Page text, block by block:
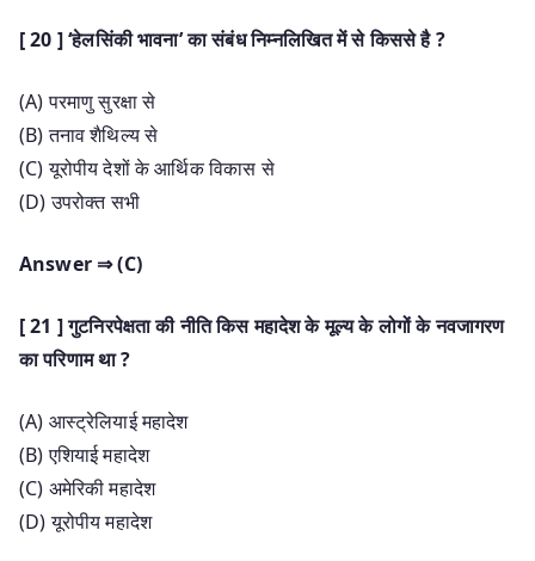
[ 20 ] ‘हेलसिंकी भावना’ का संबंध निम्नलिखित में से किससे है ?
(A) परमाणु सुरक्षा से
(B) तनाव शैथिल्य से
(C) यूरोपीय देशों के आर्थिक विकास से
(D) उपरोक्त सभी
Answer ⇒ (C)
[ 21 ] गुटनिरपेक्षता की नीति किस महादेश के मूल्य के लोगों के नवजागरण
का परिणाम था ?
(A) आस्ट्रेलियाई महादेश
(B) एशियाई महादेश
(C) अमेरिकी महादेश
(D) यूरोपीय महादेश